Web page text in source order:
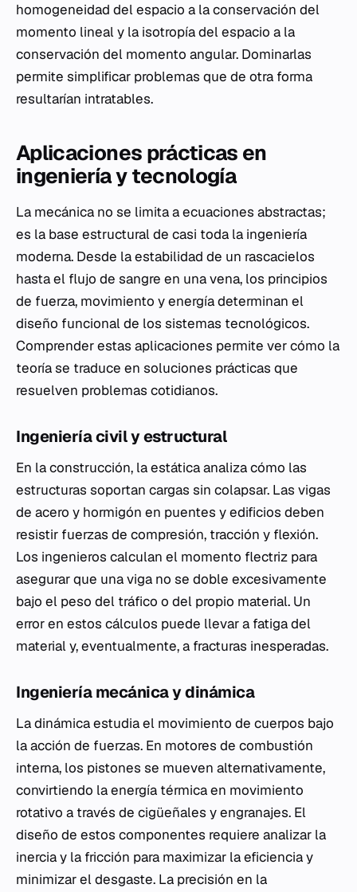
homogeneidad del espacio a la conservación del
momento lineal y la isotropía del espacio a la
conservación del momento angular. Dominarlas
permite simplificar problemas que de otra forma
resultarían intratables.
Aplicaciones prácticas en
ingeniería y tecnología
La mecánica no se limita a ecuaciones abstractas;
es la base estructural de casi toda la ingeniería
moderna. Desde la estabilidad de un rascacielos
hasta el flujo de sangre en una vena, los principios
de fuerza, movimiento y energía determinan el
diseño funcional de los sistemas tecnológicos.
Comprender estas aplicaciones permite ver cómo la
teoría se traduce en soluciones prácticas que
resuelven problemas cotidianos.
Ingeniería civil y estructural
En la construcción, la estática analiza cómo las
estructuras soportan cargas sin colapsar. Las vigas
de acero y hormigón en puentes y edificios deben
resistir fuerzas de compresión, tracción y flexión.
Los ingenieros calculan el momento flectriz para
asegurar que una viga no se doble excesivamente
bajo el peso del tráfico o del propio material. Un
error en estos cálculos puede llevar a fatiga del
material y, eventualmente, a fracturas inesperadas.
Ingeniería mecánica y dinámica
La dinámica estudia el movimiento de cuerpos bajo
la acción de fuerzas. En motores de combustión
interna, los pistones se mueven alternativamente,
convirtiendo la energía térmica en movimiento
rotativo a través de cigüeñales y engranajes. El
diseño de estos componentes requiere analizar la
inercia y la fricción para maximizar la eficiencia y
minimizar el desgaste. La precisión en la